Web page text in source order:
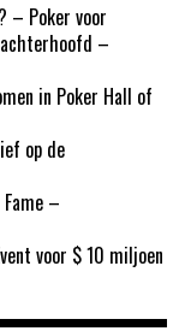
– Poker voor
–
in Poker Hall of
op de
–
voor $ 10 miljoen